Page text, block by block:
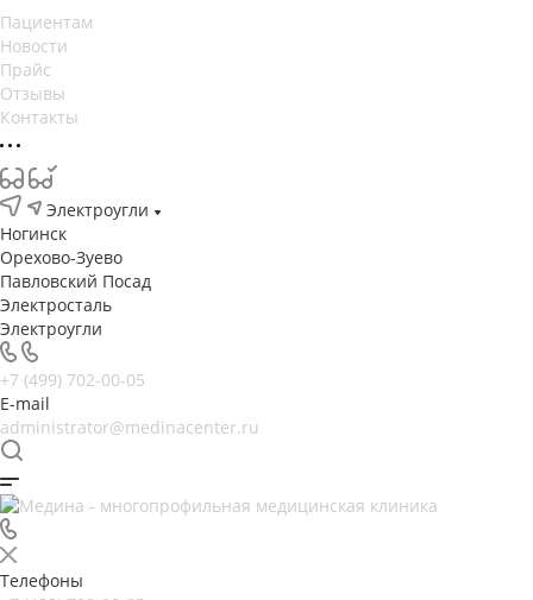
Пациентам
Новости
Прайс
Отзывы
Контакты
Электроугли
Ногинск
Орехово-Зуево
Павловский Посад
Электросталь
Электроугли
+7 (499) 702-00-05
E-mail
administrator@medinacenter.ru
Телефоны